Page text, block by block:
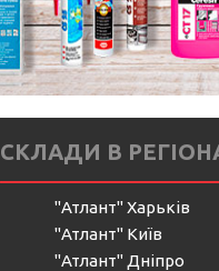
СКЛАДИ В
"Атлант" Харьків
"Атлант" Київ
"Атлант" Дніпро